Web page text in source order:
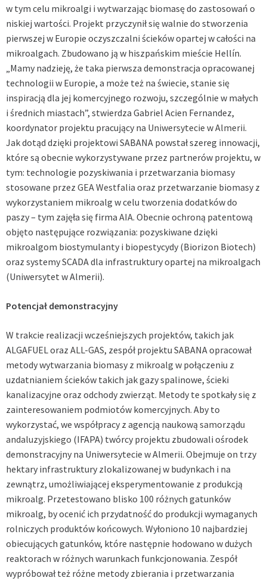
w tym celu mikroalgi i wytwarzając biomasę do zastosowań o
niskiej wartości. Projekt przyczynił się walnie do stworzenia
pierwszej w Europie oczyszczalni ścieków opartej w całości na
mikroalgach. Zbudowano ją w hiszpańskim mieście Hellín.
„Mamy nadzieję, że taka pierwsza demonstracja opracowanej
technologii w Europie, a może też na świecie, stanie się
inspiracją dla jej komercyjnego rozwoju, szczególnie w małych
i średnich miastach”, stwierdza Gabriel Acien Fernandez,
koordynator projektu pracujący na Uniwersytecie w Almerii.
Jak dotąd dzięki projektowi SABANA powstał szereg innowacji,
które są obecnie wykorzystywane przez partnerów projektu, w
tym: technologie pozyskiwania i przetwarzania biomasy
stosowane przez GEA Westfalia oraz przetwarzanie biomasy z
wykorzystaniem mikroalg w celu tworzenia dodatków do
paszy – tym zajęła się firma AIA. Obecnie ochroną patentową
objęto następujące rozwiązania: pozyskiwane dzięki
mikroalgom biostymulanty i biopestycydy (Biorizon Biotech)
oraz systemy SCADA dla infrastruktury opartej na mikroalgach
(Uniwersytet w Almerii).
Potencjał demonstracyjny
W trakcie realizacji wcześniejszych projektów, takich jak
ALGAFUEL oraz ALL-GAS, zespół projektu SABANA opracował
metody wytwarzania biomasy z mikroalg w połączeniu z
uzdatnianiem ścieków takich jak gazy spalinowe, ścieki
kanalizacyjne oraz odchody zwierząt. Metody te spotkały się z
zainteresowaniem podmiotów komercyjnych. Aby to
wykorzystać, we współpracy z agencją naukową samorządu
andaluzyjskiego (IFAPA) twórcy projektu zbudowali ośrodek
demonstracyjny na Uniwersytecie w Almerii. Obejmuje on trzy
hektary infrastruktury zlokalizowanej w budynkach i na
zewnątrz, umożliwiającej eksperymentowanie z produkcją
mikroalg. Przetestowano blisko 100 różnych gatunków
mikroalg, by ocenić ich przydatność do produkcji wymaganych
rolniczych produktów końcowych. Wyłoniono 10 najbardziej
obiecujących gatunków, które następnie hodowano w dużych
reaktorach w różnych warunkach funkcjonowania. Zespół
wypróbował też różne metody zbierania i przetwarzania